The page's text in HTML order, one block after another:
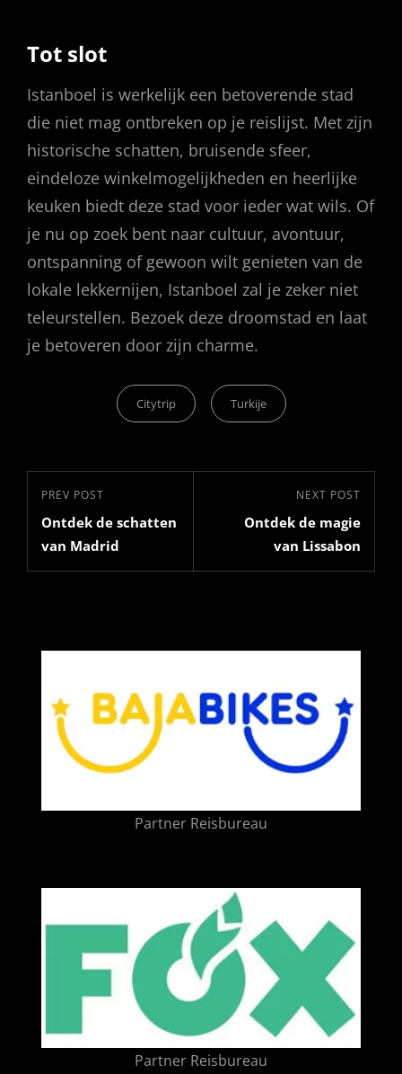
Tot slot
Istanboel is werkelijk een betoverende stad
die niet mag ontbreken op je reislijst. Met zijn
historische schatten, bruisende sfeer,
eindeloze winkelmogelijkheden en heerlijke
keuken biedt deze stad voor ieder wat wils. Of
je nu op zoek bent naar cultuur, avontuur,
ontspanning of gewoon wilt genieten van de
lokale lekkernijen, Istanboel zal je zeker niet
teleurstellen. Bezoek deze droomstad en laat
je betoveren door zijn charme.
Categories
Citytrip Turkije
Bericht
navigatie
Previous
Post
PREV POST
Ontdek de schatten
van Madrid
Post
NEXT POST
Ontdek de magie
van Lissabon
Partner Reisbureau
Partner Reisbureau